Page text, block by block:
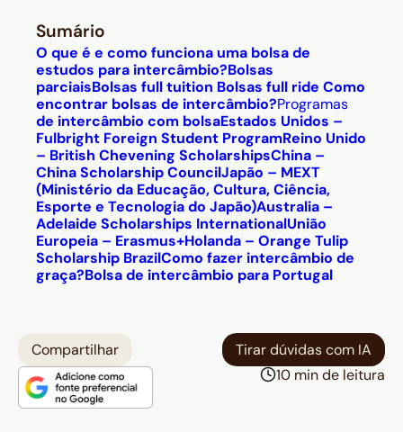
Sumário
O que é e como funciona uma bolsa de
estudos para intercâmbio?Bolsas
parciaisBolsas full tuition Bolsas full ride Como
encontrar bolsas de intercâmbio?Programas
de intercâmbio com bolsaEstados Unidos –
Fulbright Foreign Student ProgramReino Unido
– British Chevening ScholarshipsChina –
China Scholarship CouncilJapão – MEXT
(Ministério da Educação, Cultura, Ciência,
Esporte e Tecnologia do Japão)Australia –
Adelaide Scholarships InternationalUnião
Europeia – Erasmus+Holanda – Orange Tulip
Scholarship BrazilComo fazer intercâmbio de
graça?Bolsa de intercâmbio para Portugal
Compartilhar
Tirar dúvidas com IA
10 min de leitura